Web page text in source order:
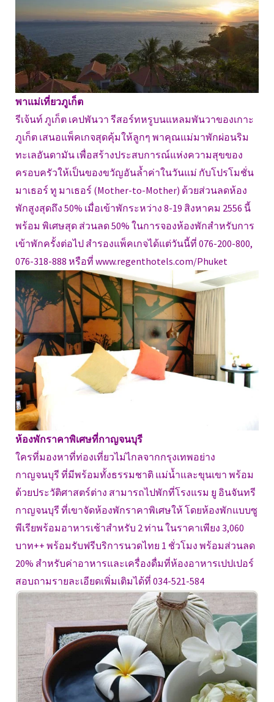
พาแม่เที่ยวภูเก็ต
รีเจ้นท์ ภูเก็ต เคปพันวา รีสอร์ทหรูบนแหลมพันวาของเกาะ
ภูเก็ต เสนอแพ็คเกจสุดคุ้มให้ลูกๆ พาคุณแม่มาพักผ่อนริม
ทะเลอันดามัน เพื่อสร้างประสบการณ์แห่งความสุขของ
ครอบครัวให้เป็นของขวัญอันล้ำค่าในวันแม่ กับโปรโมชั่น
มาเธอร์ ทู มาเธอร์ (Mother-to-Mother) ด้วยส่วนลดห้อง
พักสูงสุดถึง 50% เมื่อเข้าพักระหว่าง 8-19 สิงหาคม 2556 นี้
พร้อม พิเศษสุด ส่วนลด 50% ในการจองห้องพักสำหรับการ
เข้าพักครั้งต่อไป สำรองแพ็คเกจได้แต่วันนี้ที่ 076-200-800,
076-318-888 หรือที่ www.regenthotels.com/Phuket
ห้องพักราคาพิเศษที่กาญจนบุรี
ใครที่มองหาที่ท่องเที่ยวไม่ไกลจากกรุงเทพอย่าง
กาญจนบุรี ที่มีพร้อมทั้งธรรมชาติ แม่น้ำและขุนเขา พร้อม
ด้วยประวัติศาสตร์ต่าง สามารถไปพักที่โรงแรม ยู อินจันทรี
กาญจนบุรี ที่เขาจัดห้องพักราคาพิเศษให้ โดยห้องพักแบบซู
พีเรียพร้อมอาหารเช้าสำหรับ 2 ท่าน ในราคาเพียง 3,060
บาท++ พร้อมรับฟรีบริการนวดไทย 1 ชั่วโมง พร้อมส่วนลด
20% สำหรับค่าอาหารและเครื่องดื่มที่ห้องอาหารเปปเปอร์
สอบถามรายละเอียดเพิ่มเติมได้ที่ 034-521-584